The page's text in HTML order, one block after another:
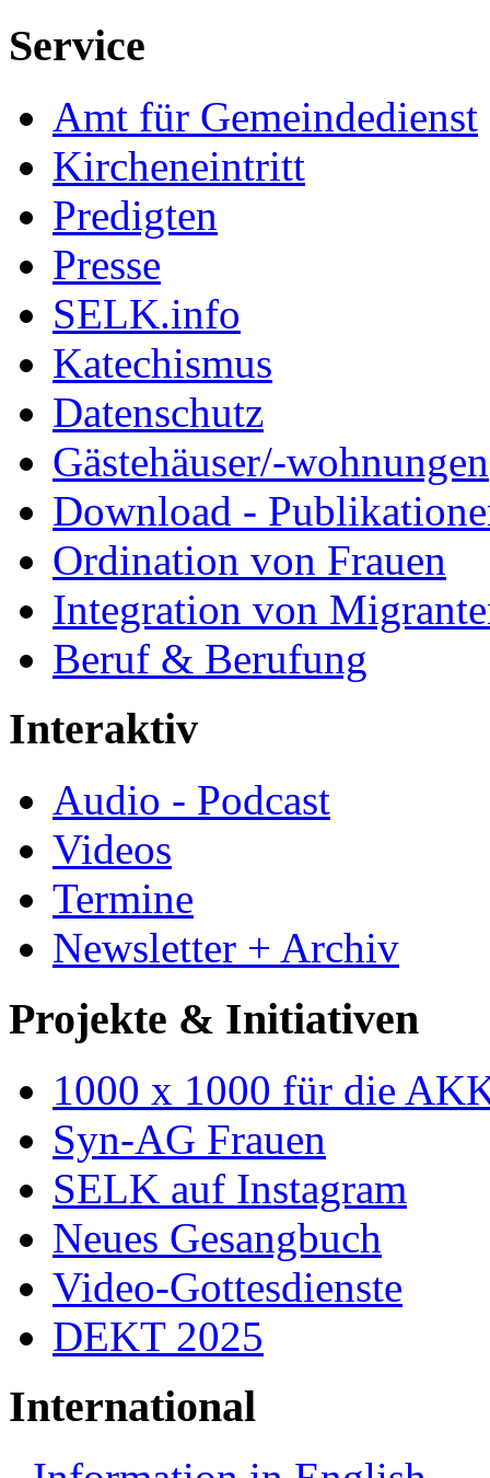
Service
Amt für Gemeindedienst
Kircheneintritt
Predigten
Presse
SELK.info
Katechismus
Datenschutz
Gästehäuser/-wohnungen
Download -
Ordination von Frauen
Integration von
Beruf & Berufung
Interaktiv
Audio - Podcast
Videos
Termine
Newsletter + Archiv
Projekte & Initiativen
1000 x 1000 für die
Syn-AG Frauen
SELK auf Instagram
Neues Gesangbuch
Video-Gottesdienste
DEKT 2025
International